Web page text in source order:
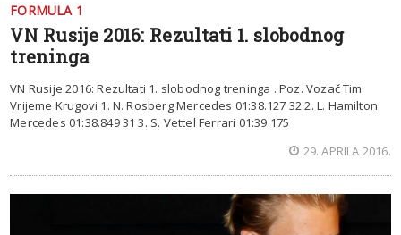
FORMULA 1
VN Rusije 2016: Rezultati 1. slobodnog
treninga
VN Rusije 2016: Rezultati 1. slobodnog treninga . Poz. Vozač Tim
Vrijeme Krugovi 1. N. Rosberg Mercedes 01:38.127 32 2. L. Hamilton
Mercedes 01:38.849 31 3. S. Vettel Ferrari 01:39.175
29. APRILA 2016.